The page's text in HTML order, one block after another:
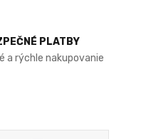
PLATBY
a rýchle nakupovanie